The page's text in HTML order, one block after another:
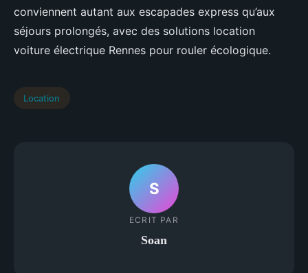
conviennent autant aux escapades express qu’aux
séjours prolongés, avec des solutions location
voiture électrique Rennes pour rouler écologique.
Location
S
ECRIT PAR
Soan